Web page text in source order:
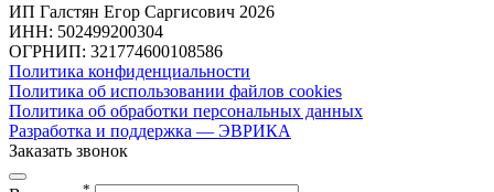
ИП Галстян Егор Саргисович 2026
ИНН: 502499200304
ОГРНИП: 321774600108586
Политика конфиденциальности
Политика об использовании файлов cookies
Политика об обработки персональных данных
Разработка и поддержка — ЭВРИКА
Заказать звонок